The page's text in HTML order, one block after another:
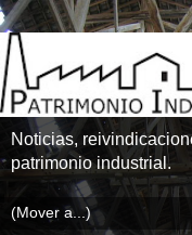
Noticias,
patrimonio industrial.